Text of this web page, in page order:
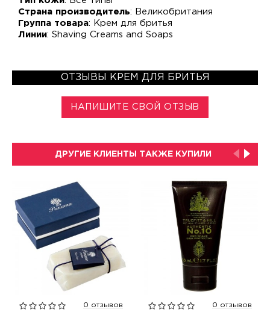
Страна производитель: Великобритания
Группа товара: Крем для бритья
Линии: Shaving Creams and Soaps
ОТЗЫВЫ КРЕМ ДЛЯ БРИТЬЯ
НАПИШИТЕ СВОЙ ОТЗЫВ
ДРУГИЕ КЛИЕНТЫ ТАКЖЕ КУПИЛИ
0 отзывов 0 отзывов